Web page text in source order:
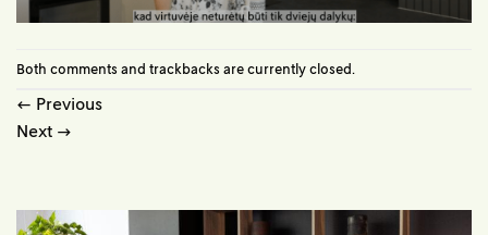
Both comments and trackbacks are currently closed.
← Previous
Next →